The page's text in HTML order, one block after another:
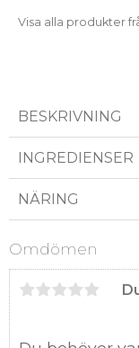
Visa alla produkter
BESKRIVNING
INGREDIENSER
NÄRING
Omdömen